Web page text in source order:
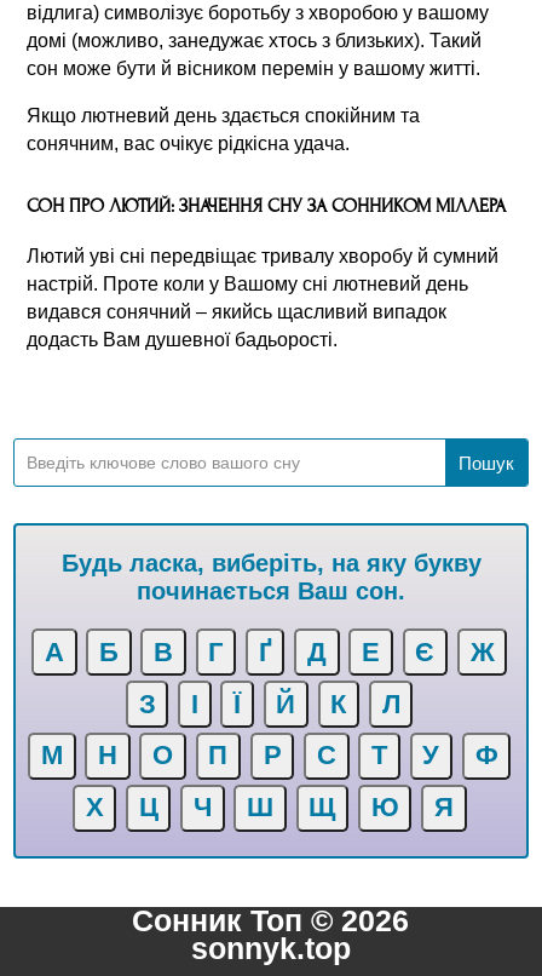
відлига) символізує боротьбу з хворобою у вашому
домі (можливо, занедужає хтось з близьких). Такий
сон може бути й вісником перемін у вашому житті.
Якщо лютневий день здається спокійним та
сонячним, вас очікує рідкісна удача.
СОН ПРО ЛЮТИЙ: ЗНАЧЕННЯ СНУ ЗА СОННИКОМ МІЛЛЕРА
Лютий уві сні передвіщає тривалу хворобу й сумний
настрій. Проте коли у Вашому сні лютневий день
видався сонячний – якийсь щасливий випадок
додасть Вам душевної бадьорості.
Будь ласка, виберіть, на яку букву
починається Ваш сон.
А Б В Г Ґ Д Е Є
Ж
З
І Ї Й К
Л
М
Н О П Р С Т У
Ф
Х
Ц Ч Ш Щ Ю Я
Сонник Топ © 2026
sonnyk.top